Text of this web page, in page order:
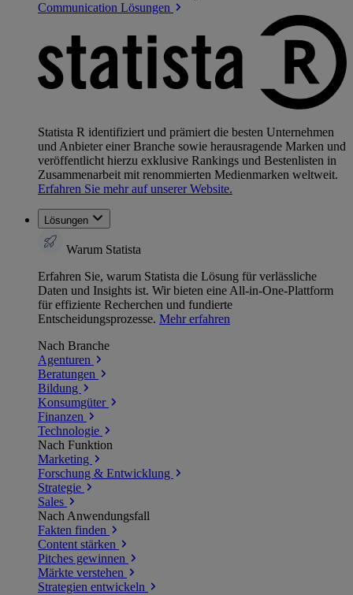
Communication Lösungen
Statista R identifiziert und prämiert die besten Unternehmen
und Anbieter einer Branche sowie herausragende Marken und
veröffentlicht hierzu exklusive Rankings und Bestenlisten in
Zusammenarbeit mit renommierten Medienmarken weltweit.
Erfahren Sie mehr auf unserer Website.
Lösungen
Warum Statista
Erfahren Sie, warum Statista die Lösung für verlässliche
Daten und Insights ist. Wir bieten eine All-in-One-Plattform
für effiziente Recherchen und fundierte
Entscheidungsprozesse. Mehr erfahren
Nach Branche
Agenturen
Beratungen
Bildung
Konsumgüter
Finanzen
Technologie
Nach Funktion
Marketing
Forschung & Entwicklung
Strategie
Sales
Nach Anwendungsfall
Fakten finden
Content stärken
Pitches gewinnen
Märkte verstehen
Strategien entwickeln